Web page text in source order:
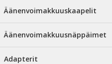
Äänenvoimakkuuskaapelit
Äänenvoimakkuusnäppäimet
Adapterit